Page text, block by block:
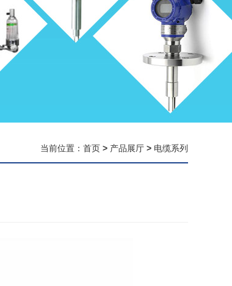
当前位置： 首页 > 产品展厅 > 电缆系列